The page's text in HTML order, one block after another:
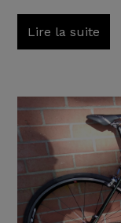
Lire la suite